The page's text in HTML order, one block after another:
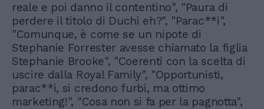
reale e poi danno il contentino", "Paura di
perdere il titolo di Duchi eh?", "Parac**i",
"Comunque, è come se un nipote di
Stephanie Forrester avesse chiamato la figlia
Stephanie Brooke", "Coerenti con la scelta di
uscire dalla Royal Family", "Opportunisti,
parac**i, si credono furbi, ma ottimo
marketing!", "Cosa non si fa per la pagnotta",